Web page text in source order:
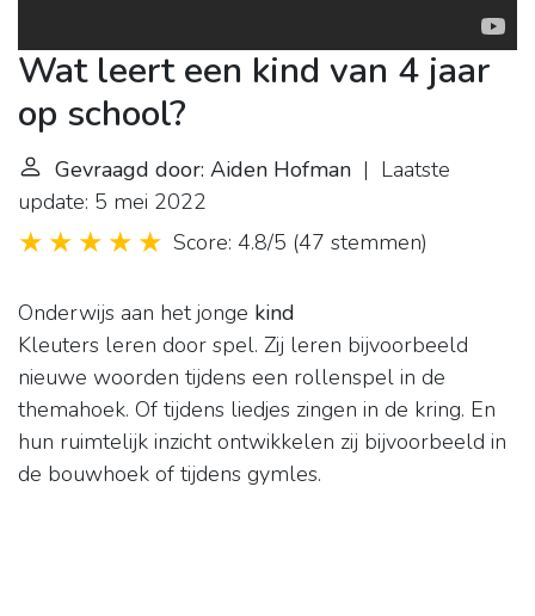
Wat leert een kind van 4 jaar
op school?
Gevraagd door: Aiden Hofman | Laatste
update: 5 mei 2022
Score: 4.8/5 (47 stemmen)
Onderwijs aan het jonge kind
Kleuters leren door spel. Zij leren bijvoorbeeld
nieuwe woorden tijdens een rollenspel in de
themahoek. Of tijdens liedjes zingen in de kring. En
hun ruimtelijk inzicht ontwikkelen zij bijvoorbeeld in
de bouwhoek of tijdens gymles.